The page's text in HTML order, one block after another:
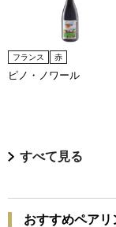
フランス 赤
ピノ・ノワール
すべて見る
おすすめペア